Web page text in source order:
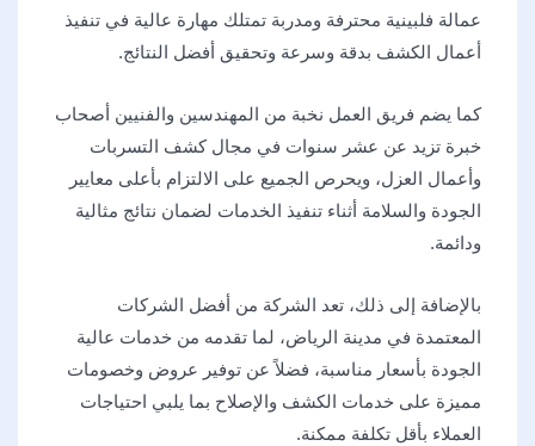
عمالة فلبينية محترفة ومدربة تمتلك مهارة عالية في تنفيذ
أعمال الكشف بدقة وسرعة وتحقيق أفضل النتائج.
كما يضم فريق العمل نخبة من المهندسين والفنيين أصحاب
خبرة تزيد عن عشر سنوات في مجال كشف التسربات
وأعمال العزل، ويحرص الجميع على الالتزام بأعلى معايير
الجودة والسلامة أثناء تنفيذ الخدمات لضمان نتائج مثالية
ودائمة.
بالإضافة إلى ذلك، تعد الشركة من أفضل الشركات
المعتمدة في مدينة الرياض، لما تقدمه من خدمات عالية
الجودة بأسعار مناسبة، فضلاً عن توفير عروض وخصومات
مميزة على خدمات الكشف والإصلاح بما يلبي احتياجات
العملاء بأقل تكلفة ممكنة.